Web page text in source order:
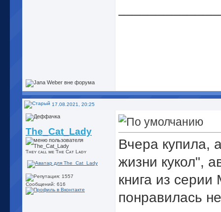
17.08.2021, 20:25
The_Cat_Lady
Ƭʜᴇʏ cᴀʟʟ ᴍᴇ Ƭʜᴇ Cᴀᴛ Lᴀᴅʏ
Сообщений: 616
Вчера купила,
жизни кукол",
книга из
понравилась